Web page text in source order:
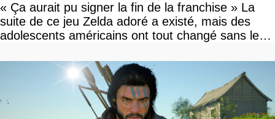
« Ça aurait pu signer la fin de la franchise » La
suite de ce jeu Zelda adoré a existé, mais des
adolescents américains ont tout changé sans le